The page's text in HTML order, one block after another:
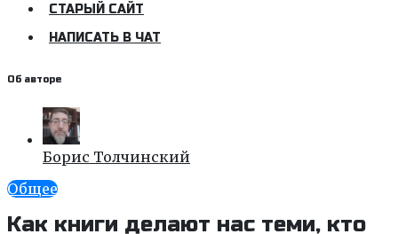
СТАРЫЙ САЙТ
НАПИСАТЬ В ЧАТ
Об авторе
Борис Толчинский
Общее
Как книги делают нас теми, кто